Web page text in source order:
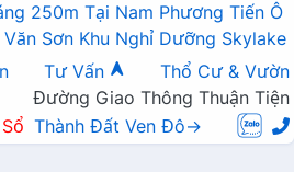
250m Tại Nam Phương Tiến Ô
Sơn Khu Nghỉ Dưỡng Skylake
Tư Vấn
Thổ Cư & Vườn
Đường Giao Thông Thuận Tiện
Thành Đất Ven Đô→